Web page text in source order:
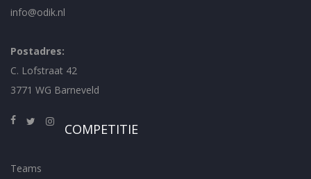
info@odik.nl
Postadres:
C. Lofstraat 42
3771 WG Barneveld
COMPETITIE
Teams